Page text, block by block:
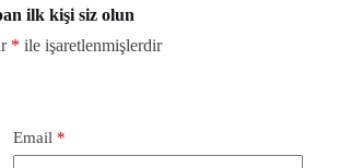
ilk kişi siz olun
* ile işaretlenmişlerdir
Email *